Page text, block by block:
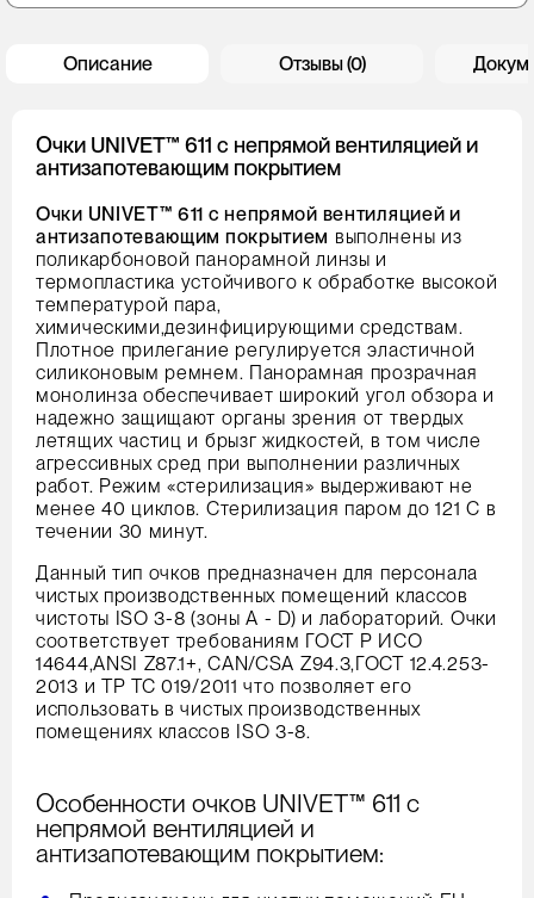
Описание Отзывы (0)
Очки UNIVET™ 611 с непрямой вентиляцией и
антизапотевающим покрытием
Очки UNIVET™ 611 с непрямой вентиляцией и
антизапотевающим покрытием выполнены из
поликарбоновой панорамной линзы и
термопластика устойчивого к обработке высокой
температурой пара,
химическими,дезинфицирующими средствам.
Плотное прилегание регулируется эластичной
силиконовым ремнем. Панорамная прозрачная
монолинза обеспечивает широкий угол обзора и
надежно защищают органы зрения от твердых
летящих частиц и брызг жидкостей, в том числе
агрессивных сред при выполнении различных
работ. Режим «стерилизация» выдерживают не
менее 40 циклов. Стерилизация паром до 121 С в
течении 30 минут.
Данный тип очков предназначен для персонала
чистых производственных помещений классов
чистоты ISO 3-8 (зоны A - D) и лабораторий. Очки
соответствует требованиям ГОСТ Р ИСО
14644,ANSI Z87.1+, CAN/CSA Z94.3,ГОСТ 12.4.253-
2013 и ТР ТС 019/2011 что позволяет его
использовать в чистых производственных
помещениях классов ISO 3-8.
Особенности очков UNIVET™ 611 с
непрямой вентиляцией и
антизапотевающим покрытием: